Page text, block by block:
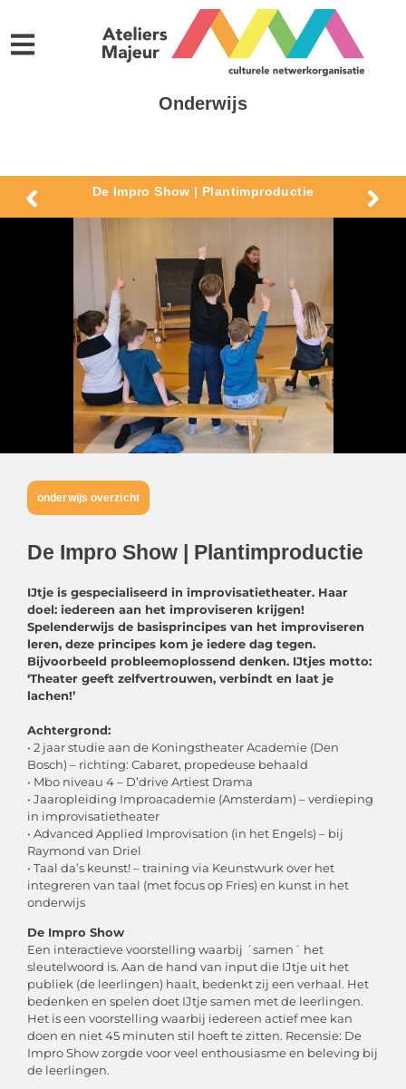
Onderwijs
De Impro Show | Plantimproductie
onderwijs overzicht
De Impro Show | Plantimproductie
IJtje is gespecialiseerd in improvisatietheater. Haar
doel: iedereen aan het improviseren krijgen!
Spelenderwijs de basisprincipes van het improviseren
leren, deze principes kom je iedere dag tegen.
Bijvoorbeeld probleemoplossend denken. IJtjes motto:
‘Theater geeft zelfvertrouwen, verbindt en laat je
lachen!’
Achtergrond:
• 2 jaar studie aan de Koningstheater Academie (Den
Bosch) – richting: Cabaret, propedeuse behaald
• Mbo niveau 4 – D’drive Artiest Drama
• Jaaropleiding Improacademie (Amsterdam) – verdieping
in improvisatietheater
• Advanced Applied Improvisation (in het Engels) – bij
Raymond van Driel
• Taal da’s keunst! – training via Keunstwurk over het
integreren van taal (met focus op Fries) en kunst in het
onderwijs
De Impro Show
Een interactieve voorstelling waarbij ´samen´ het
sleutelwoord is. Aan de hand van input die IJtje uit het
publiek (de leerlingen) haalt, bedenkt zij een verhaal. Het
bedenken en spelen doet IJtje samen met de leerlingen.
Het is een voorstelling waarbij iedereen actief mee kan
doen en niet 45 minuten stil hoeft te zitten. Recensie: De
Impro Show zorgde voor veel enthousiasme en beleving bij
de leerlingen.